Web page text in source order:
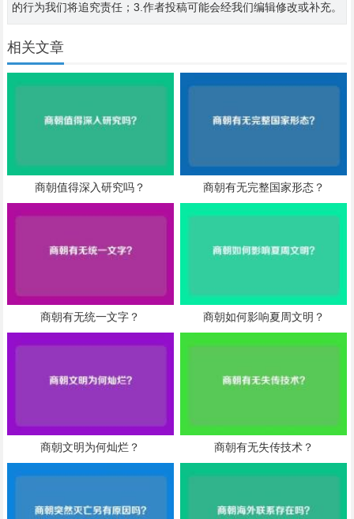
的行为我们将追究责任；3.作者投稿可能会经我们编辑修改或补充。
相关文章
商朝值得深入研究吗？ 商朝有无完整国家形态？
商朝有无统一文字？ 商朝如何影响夏周文明？
商朝文明为何灿烂？ 商朝有无失传技术？